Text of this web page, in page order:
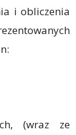
i obliczenia
(wraz ze